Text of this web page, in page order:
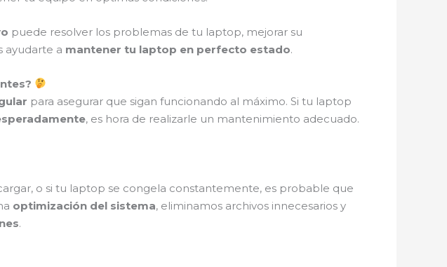
puede resolver los problemas de tu laptop, mejorar su
ayudarte a mantener tu laptop en perfecto estado.
para asegurar que sigan funcionando al máximo. Si tu laptop
, es hora de realizarle un mantenimiento adecuado.
o si tu laptop se congela constantemente, es probable que
optimización del sistema, eliminamos archivos innecesarios y
.